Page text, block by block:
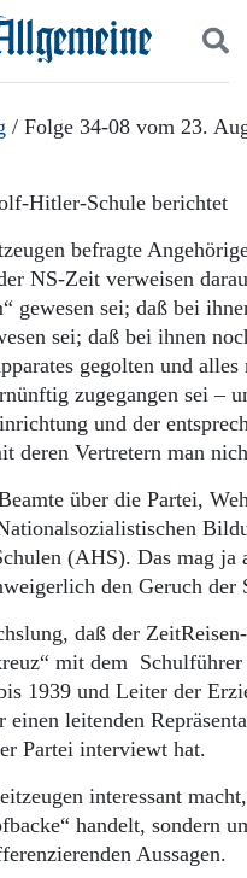
Login
/ Folge 34-08 vom 23.
Hitler-Schule berichtet
befragte
NS-Zeit verweisen
gewesen sei; daß bei
sei; daß bei ihnen
gegolten und
zugegangen sei –
und der
deren Vertretern man
über die Partei,
(AHS). Das mag ja
den Geruch der
daß der
mit dem
1939 und Leiter der
leitenden
Partei interviewt hat.
interessant
handelt, sondern
Aussagen.